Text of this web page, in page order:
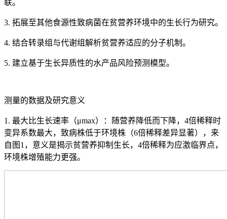
联。
3. 拓展至其他食源性致病菌在贫营养环境中的生长行为研究。
4. 结合转录组与代谢组解析贫营养适应的分子机制。
5. 建立基于生长异质性的水产品风险预测模型。
测量的数据及研究意义
1. 最大比生长速率（μmax）：随营养降低而下降，4倍稀释时
变异系数最大，致病株低于环境株（6倍稀释差异显著），来
自图1，意义是揭示贫营养抑制生长，4倍稀释为应激临界点，
环境株增殖能力更强。